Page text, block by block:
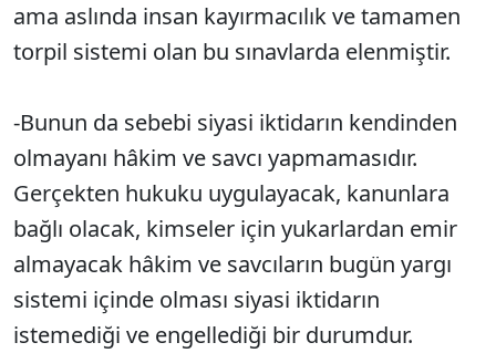
ama aslında insan kayırmacılık ve tamamen
torpil sistemi olan bu sınavlarda elenmiştir.
-Bunun da sebebi siyasi iktidarın kendinden
olmayanı hâkim ve savcı yapmamasıdır.
Gerçekten hukuku uygulayacak, kanunlara
bağlı olacak, kimseler için yukarlardan emir
almayacak hâkim ve savcıların bugün yargı
sistemi içinde olması siyasi iktidarın
istemediği ve engellediği bir durumdur.